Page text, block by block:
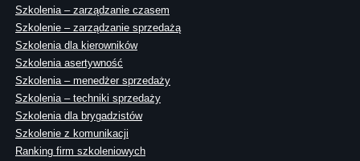
Szkolenia – zarządzanie czasem
Szkolenie – zarządzanie sprzedażą
Szkolenia dla kierowników
Szkolenia asertywność
Szkolenia – menedżer sprzedaży
Szkolenia – techniki sprzedaży
Szkolenia dla brygadzistów
Szkolenie z komunikacji
Ranking firm szkoleniowych